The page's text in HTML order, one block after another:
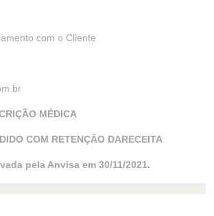
com o Cliente
MÉDICA
COM RETENÇÃO DARECEITA
pela Anvisa em 30/11/2021.